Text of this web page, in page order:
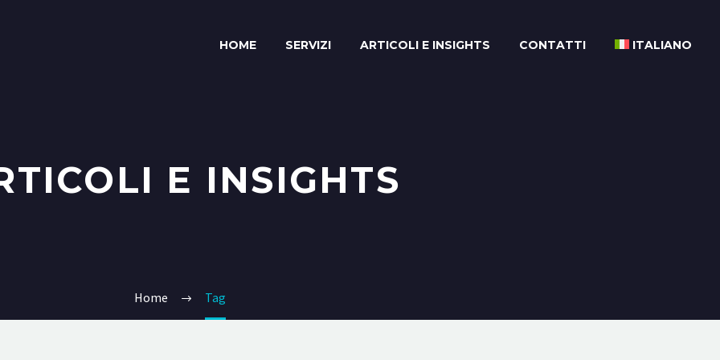
HOME SERVIZI ARTICOLI E INSIGHTS CONTATTI ITALIANO
E INSIGHTS
Home Tag